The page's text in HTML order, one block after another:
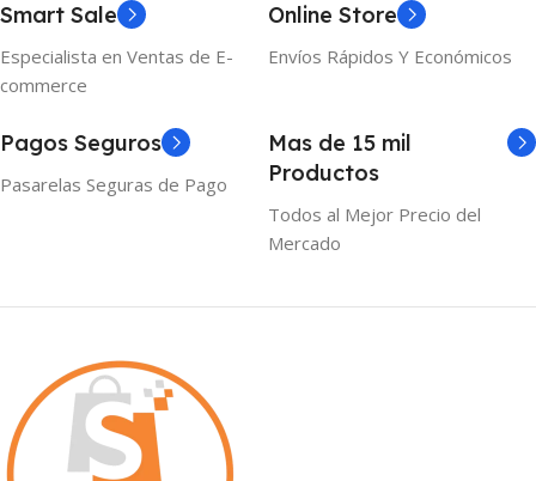
Smart Sale
Especialista en Ventas de E-
commerce
Online Store
Envíos Rápidos Y Económicos
Pagos Seguros
Pasarelas Seguras de Pago
Mas de 15 mil
Productos
Todos al Mejor Precio del
Mercado